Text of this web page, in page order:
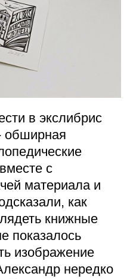
в экслибрис
обширная
с
материала и
как
книжные
показалось
изображение
нередко